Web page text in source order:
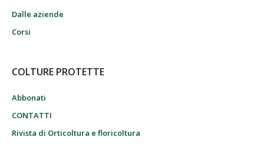
Dalle aziende
Corsi
COLTURE PROTETTE
Abbonati
CONTATTI
Rivista di Orticoltura e floricoltura